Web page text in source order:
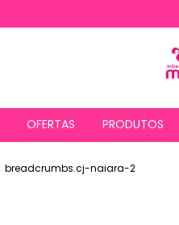
OFERTAS PRODUTOS
breadcrumbs.cj-naiara-2